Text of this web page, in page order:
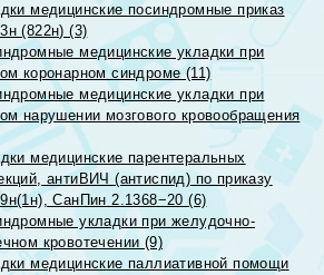
медицинские посиндромные приказ
(822н) (3)
медицинские укладки при
коронарном синдроме (11)
медицинские укладки при
нарушении мозгового кровообращения
медицинские парентеральных
антиВИЧ (антиспид) по приказу
СанПин 2.1368−20 (6)
укладки при желудочно-
кровотечении (9)
медицинские паллиативной помощи